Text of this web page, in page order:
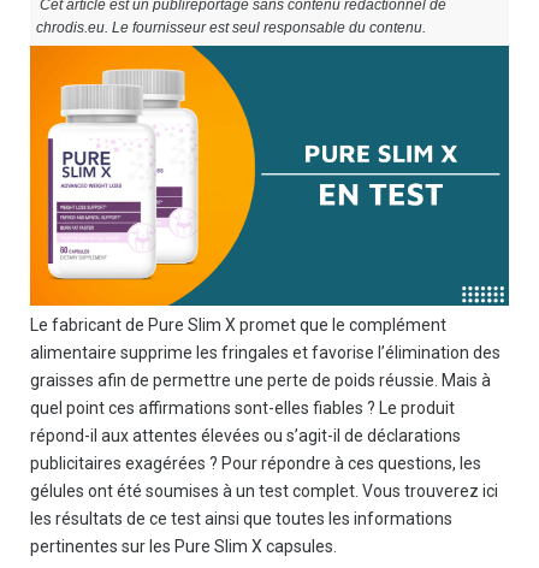
Cet article est un publireportage sans contenu rédactionnel de
chrodis.eu. Le fournisseur est seul responsable du contenu.
Le fabricant de Pure Slim X promet que le complément
alimentaire supprime les fringales et favorise l’élimination des
graisses afin de permettre une perte de poids réussie. Mais à
quel point ces affirmations sont-elles fiables ? Le produit
répond-il aux attentes élevées ou s’agit-il de déclarations
publicitaires exagérées ? Pour répondre à ces questions, les
gélules ont été soumises à un test complet. Vous trouverez ici
les résultats de ce test ainsi que toutes les informations
pertinentes sur les Pure Slim X capsules.